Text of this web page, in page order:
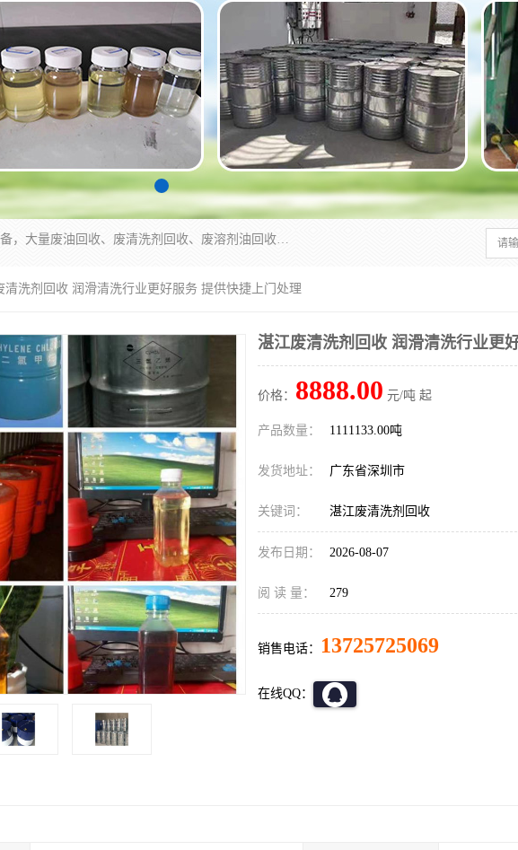
东莞市大岭山莞峰清洗剂经营部拥有的回收加工设备，大量废油回收、废清洗剂回收、废溶剂油回收、机械废油废清洗剂回收、废碳氢回收、碳氢液压油回收、碳氢二氯回收等废清洗剂处理；我们只是提供废旧化工原料的循环使用存放点，执行正规的存放，有正规的回收资质处理。同时我们公司批发零售回收级清洗剂，脱模油再生基础油，质量保证。
清洗剂回收 润滑清洗行业更好服务 提供快捷上门处理
湛江废清洗剂回收 润滑清洗行业更
价格： 8888.00 元/吨 起
产品数量： 1111133.00吨
发货地址： 广东省深圳市
关键词： 湛江废清洗剂回收
发布日期： 2026-08-07
阅 读 量： 279
销售电话： 13725725069
在线QQ：